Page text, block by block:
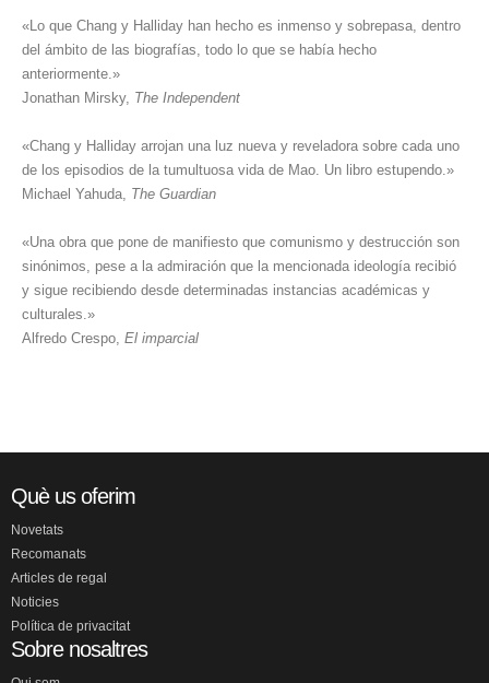
«Lo que Chang y Halliday han hecho es inmenso y sobrepasa, dentro
del ámbito de las biografías, todo lo que se había hecho
anteriormente.»
Jonathan Mirsky, The Independent
«Chang y Halliday arrojan una luz nueva y reveladora sobre cada uno
de los episodios de la tumultuosa vida de Mao. Un libro estupendo.»
Michael Yahuda, The Guardian
«Una obra que pone de manifiesto que comunismo y destrucción son
sinónimos, pese a la admiración que la mencionada ideología recibió
y sigue recibiendo desde determinadas instancias académicas y
culturales.»
Alfredo Crespo, El imparcial
Què us oferim
Novetats
Recomanats
Articles de regal
Noticies
Política de privacitat
Sobre nosaltres